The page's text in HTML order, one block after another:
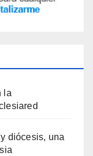
la
diócesis, una